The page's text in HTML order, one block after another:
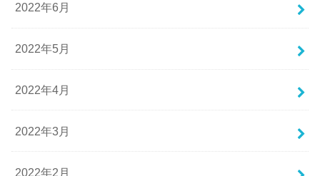
2022年6月
2022年5月
2022年4月
2022年3月
2022年2月